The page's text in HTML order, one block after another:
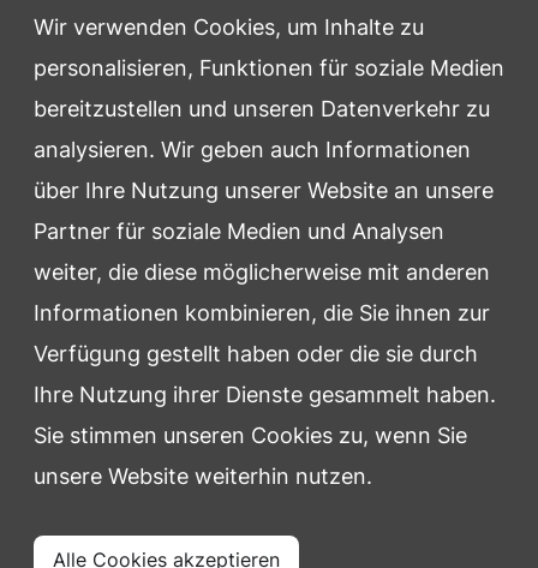
Wir verwenden Cookies, um Inhalte zu
personalisieren, Funktionen für soziale Medien
bereitzustellen und unseren Datenverkehr zu
analysieren. Wir geben auch Informationen
über Ihre Nutzung unserer Website an unsere
Partner für soziale Medien und Analysen
weiter, die diese möglicherweise mit anderen
Informationen kombinieren, die Sie ihnen zur
Verfügung gestellt haben oder die sie durch
Ihre Nutzung ihrer Dienste gesammelt haben.
Sie stimmen unseren Cookies zu, wenn Sie
unsere Website weiterhin nutzen.
Alle Cookies akzeptieren
Der Verein
Home
Noochmiddagsturnier
Historie
Allgemein
Downloads
Mitglied werden